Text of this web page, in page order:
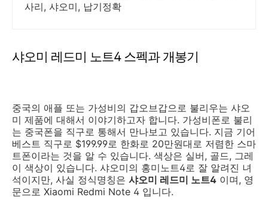
사리, 샤오미, 납기정확
샤오미 레드미 노트4 스펙과 개봉기
중국의 애플 또는 가성비의 갑오브갑으로 불리우는 샤오
미 제품에 대해서 이야기하고자 합니다. 가성비폰로 불리
는 중국폰을 직구로 통해서 만나보고 있습니다. 지금 기어
베스트 직구로 $199.99로 한화로 20만원대로 저렴한 스마
트폰이라는 것을 알 수 있습니다. 색상은 실버, 골드, 그레
이 색상이 있습니다. 샤오미의 홍미노트4로 잘 알려진 녀
석이지만, 사실 정식명칭은 샤오미 레드미 노트4 이며, 영
문으로 Xiaomi Redmi Note 4 입니다.